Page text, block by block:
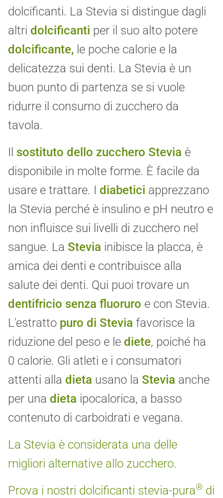
dolcificanti. La Stevia si distingue dagli
altri dolcificanti per il suo alto potere
dolcificante, le poche calorie e la
delicatezza sui denti. La Stevia è un
buon punto di partenza se si vuole
ridurre il consumo di zucchero da
tavola.
Il sostituto dello zucchero Stevia è
disponibile in molte forme. È facile da
usare e trattare. I diabetici apprezzano
la Stevia perché è insulino e pH neutro e
non influisce sui livelli di zucchero nel
sangue. La Stevia inibisce la placca, è
amica dei denti e contribuisce alla
salute dei denti. Qui puoi trovare un
dentifricio senza fluoruro e con Stevia.
L'estratto puro di Stevia favorisce la
riduzione del peso e le diete, poiché ha
0 calorie. Gli atleti e i consumatori
attenti alla dieta usano la Stevia anche
per una dieta ipocalorica, a basso
contenuto di carboidrati e vegana.
La Stevia è considerata una delle
migliori alternative allo zucchero.
Prova i nostri dolcificanti stevia-pura® di